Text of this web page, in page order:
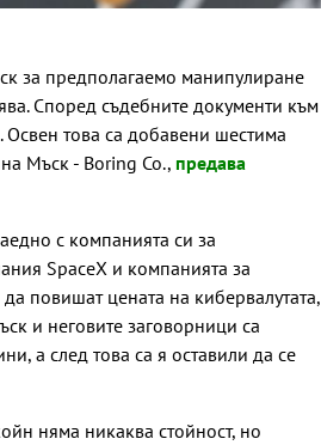
за предполагаемо манипулиране
Според съдебните документи към
това са добавени шестима
Мъск - Boring Co., предава
с компанията си за
SpaceX и компанията за
повишат цената на кибервалутата,
и неговите заговорници са
а след това са я оставили да се
няма никаква стойност, но